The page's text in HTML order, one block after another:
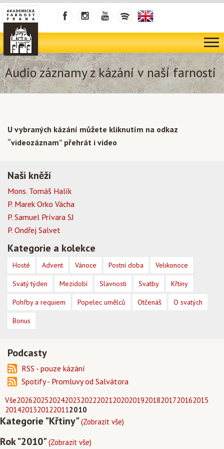
Audio záznamy z kázání v naší farnosti
Vše202620252024202320222021202020192018201720162015
20142013201220112010
Kategorie "Křtiny"(Zobrazit vše)
Rok "2010"(Zobrazit vše)
U vybraných kázání můžete kliknutím na odkaz
“videozáznam” přehrát i video
Naši kněží
Mons. Tomáš Halík
P. Marek Orko Vácha
P. Samuel Prívara SJ
P. Ondřej Salvet
Kategorie a kolekce
Hosté Advent Vánoce Postní doba Velikonoce
Svatý týden Mezidobí Slavnosti Svatby Křtiny
Pohřby a requiem Popelec umělců Otčenáš O svatých
Bonus
Podcasty
RSS - pouze kázání
Spotify - Promluvy od Salvátora